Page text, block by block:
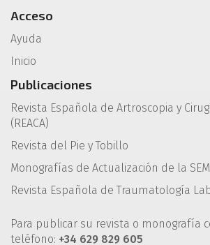
Acceso
Ayuda
Inicio
Publicaciones
Revista Española de Artroscopia y
(REACA)
Revista del Pie y Tobillo
Monografías de Actualización de la
Revista Española de Traumatología
Para publicar su revista o monografía
teléfono: +34 629 829 605